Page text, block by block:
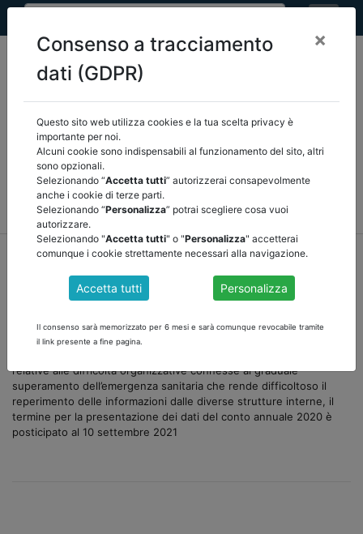
Seleziona una categoria:
COMUNICAZIONI
RASSEGNA STAMPA VEDI TUTTE
home notizie comunicazioni/torna indietro
POSTICIPATO AL 10 SETTEMBRE 2021
relative alle difficoltà organizzative connesse al graduale
superamento dell’emergenza sanitaria che rende difficoltoso il
reperimento delle informazioni dalle diverse strutture interne, il
termine per la presentazione dei dati del conto annuale 2020 è
posticipato al 10 settembre 2021
Consenso a tracciamento
dati (GDPR)
×
Questo sito web utilizza cookies e la tua scelta privacy è
importante per noi.
Alcuni cookie sono indispensabili al funzionamento del sito, altri
sono opzionali.
Selezionando “Accetta tutti” autorizzerai consapevolmente
anche i cookie di terze parti.
Selezionando “Personalizza” potrai scegliere cosa vuoi
autorizzare.
Selezionando "Accetta tutti" o "Personalizza" accetterai
comunque i cookie strettamente necessari alla navigazione.
Accetta tutti Personalizza
Il consenso sarà memorizzato per 6 mesi e sarà comunque revocabile tramite
il link presente a fine pagina.